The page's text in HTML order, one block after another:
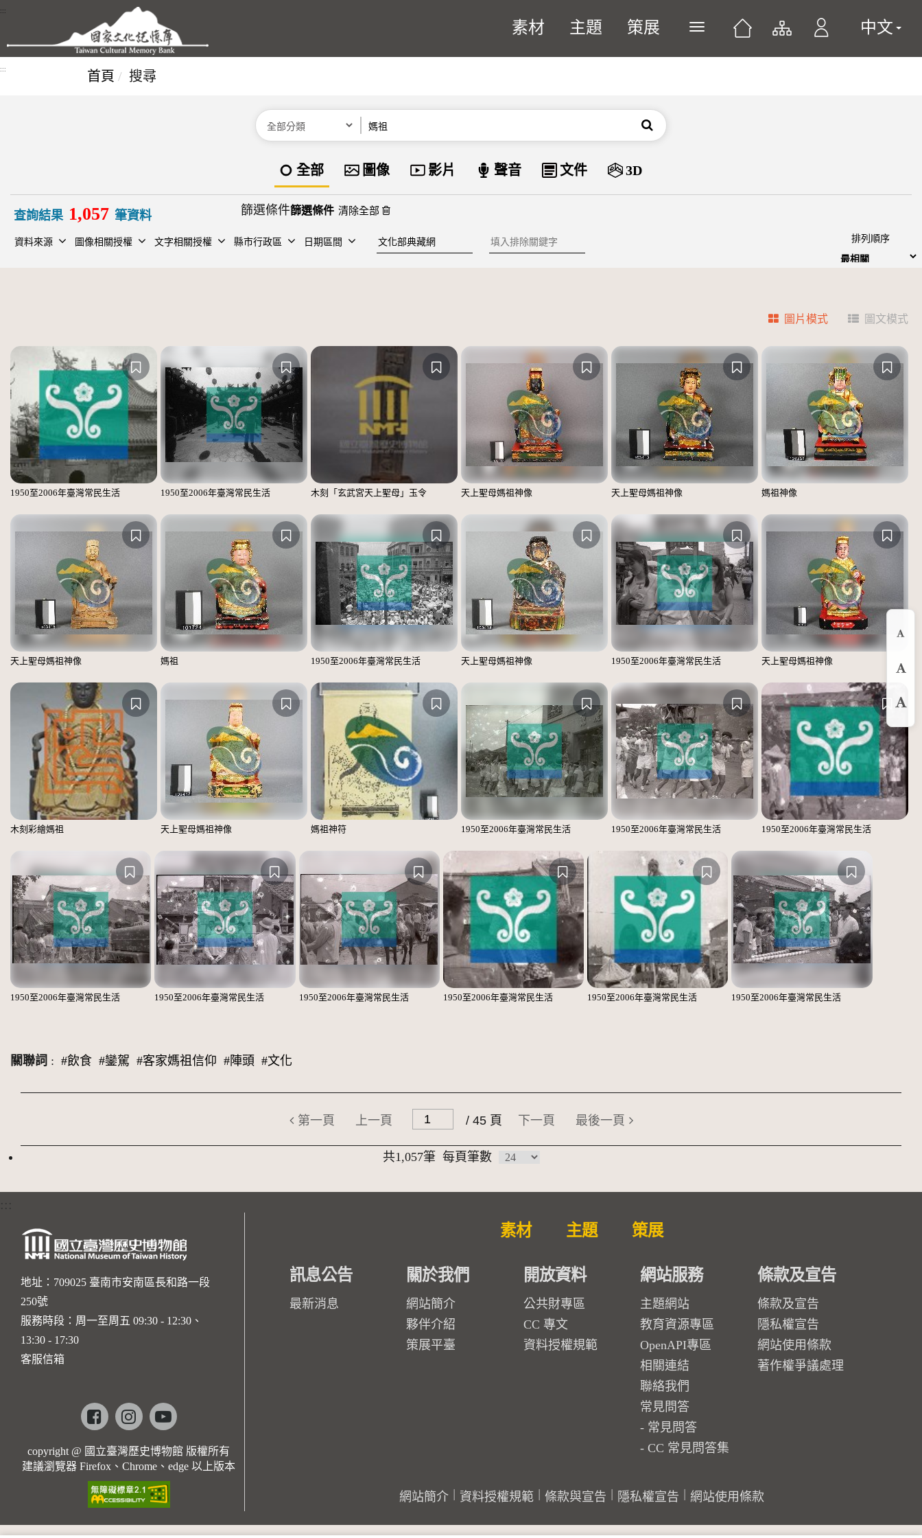
跳到主要內容區塊
:::
素材 主題 策展 展開或關閉主選單 中文
::: 首頁 搜尋
分類 搜尋
資料類型
全部 圖像 影片 聲音 文件 3D
查詢結果 1,057 筆資料 篩選條件 清除全部
資料來源 圖像相關授權 文字相關授權 縣市行政區 日期區間 建檔單位 排除關鍵字 排列順序
圖片模式 圖文模式
1950至2006年臺灣常民生活 1950至2006年臺灣常民生活 木刻「玄武宮天上聖母」玉令 天上聖母媽祖神像 天上聖母媽祖神像 媽祖神像
天上聖母媽祖神像 媽祖 1950至2006年臺灣常民生活 天上聖母媽祖神像 1950至2006年臺灣常民生活 天上聖母媽祖神像
木刻彩繪媽祖 天上聖母媽祖神像 媽祖神符 1950至2006年臺灣常民生活 1950至2006年臺灣常民生活 1950至2006年臺灣常民生活
1950至2006年臺灣常民生活 1950至2006年臺灣常民生活 1950至2006年臺灣常民生活 1950至2006年臺灣常民生活 1950至2006年臺灣常民生活 1950至2006年臺灣常民生活
關聯詞 : #飲食 #鑾駕 #客家媽祖信仰 #陣頭 #文化
第一頁 上一頁 / 45 頁 下一頁 最後一頁
共1,057筆 每頁筆數
放
:::
地址：709025 臺南市安南區長和路一段
250號
服務時段：周一至周五 09:30 - 12:30、
13:30 - 17:30
客服信箱
Facebookinstagramyoutube
copyright @ 國立臺灣歷史博物館 版權所有
建議瀏覽器 Firefox、Chrome、edge 以上版本
素材 主題 策展
訊息公告
最新消息
關於我們
網站簡介
夥伴介紹
策展平臺
開放資料
公共財專區
CC 專文
資料授權規範
網站服務
主題網站
教育資源專區
OpenAPI專區
相關連結
聯絡我們
常見問答
常見問答
CC 常見問答集
條款及宣告
條款及宣告
隱私權宣告
網站使用條款
著作權爭議處理
網站簡介 資料授權規範 條款與宣告 隱私權宣告 網站使用條款